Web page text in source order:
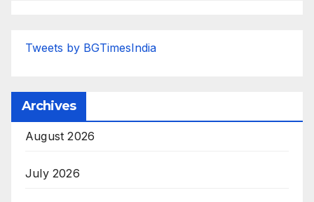
Tweets by BGTimesIndia
Archives
August 2026
July 2026